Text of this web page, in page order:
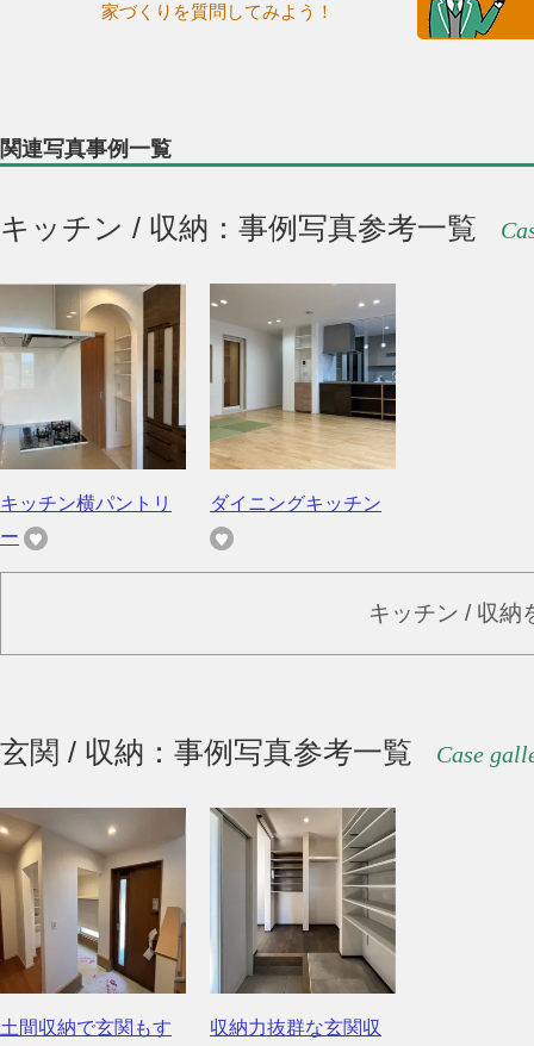
家づくりを質問してみよう！
関連写真事例一覧
キッチン / 収納：事例写真参考一覧
キッチン横パントリ
ー
ダイニングキッチン
キッチン / 収納
玄関 / 収納：事例写真参考一覧 Case
土間収納で玄関もす
収納力抜群な玄関収